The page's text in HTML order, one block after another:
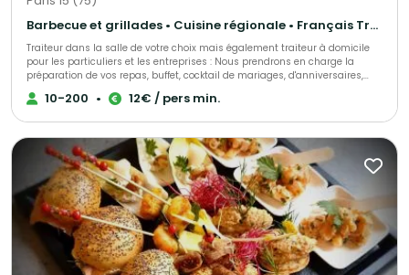
Barbecue et grillades • Cuisine régionale • Français Traditionnel
Traiteur dans la salle de votre choix mais également traiteur à domicile
pour les particuliers et les entreprises : Nous prendrons en charge la
préparation de vos repas, buffet, cocktail de mariages, d'anniversaires,
d'entrepises, ou simplement une livraison de votre met à domicile, sur
votre lieu de travail ou de votre choix. Nous sélectionnons nos produits
Notre cuisine authentique vous régalera et surprendra les plus fin
gourmet. N'hésitez pas à faire appel à nos services ! Spécialistes de
demandes de dernières minutes, nous saurons assurer votre événement
tel que : anniversaire surprise, deuil, fête de naissance et autres.
10-200 • 12€ / pers min.